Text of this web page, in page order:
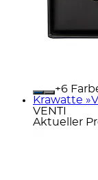
+
Krawatte
VENTI
Aktueller